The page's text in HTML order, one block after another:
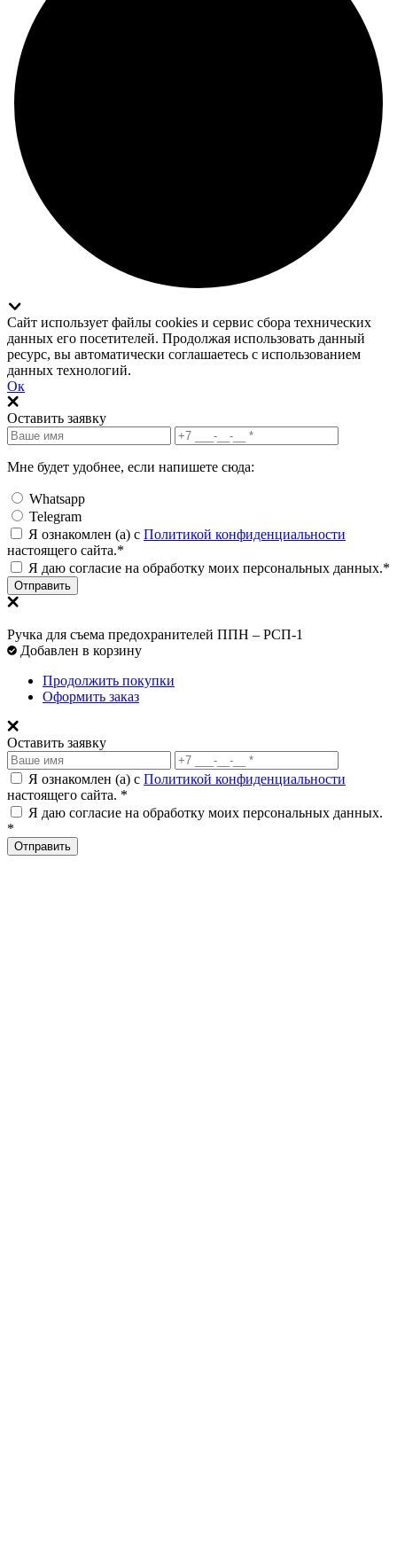
Сайт использует файлы cookies и сервис сбора технических
данных его посетителей. Продолжая использовать данный
ресурс, вы автоматически соглашаетесь с использованием
данных технологий.
Ок
Оставить заявку
Мне будет удобнее, если напишете сюда:
Whatsapp
Telegram
Я ознакомлен (а) с Политикой конфиденциальности
настоящего сайта.*
Я даю согласие на обработку моих персональных данных.*
Отправить
Ручка для съема предохранителей ППН – РСП-1
Добавлен в корзину
Продолжить покупки
Оформить заказ
Оставить заявку
Я ознакомлен (а) с Политикой конфиденциальности
настоящего сайта. *
Я даю согласие на обработку моих персональных данных.
*
Отправить